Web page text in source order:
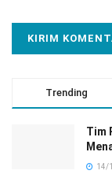
Trending
Tim
14/